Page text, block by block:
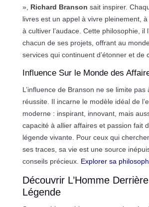
», Richard Branson sait inspirer.
livres est un appel à vivre pleinement, à
à cultiver l’audace. Cette philosophie, il
chacun de ses projets, offrant au
services qui continuent d’étonner et de
Influence Sur le Monde des
L’influence de Branson ne se limite pas
réussite. Il incarne le modèle idéal de
moderne : inspirant, innovant, mais
capacité à allier affaires et passion fait
légende vivante. Pour ceux qui
ses traces, sa vie est une source
conseils précieux. Explorer sa
Découvrir L’Homme
Légende